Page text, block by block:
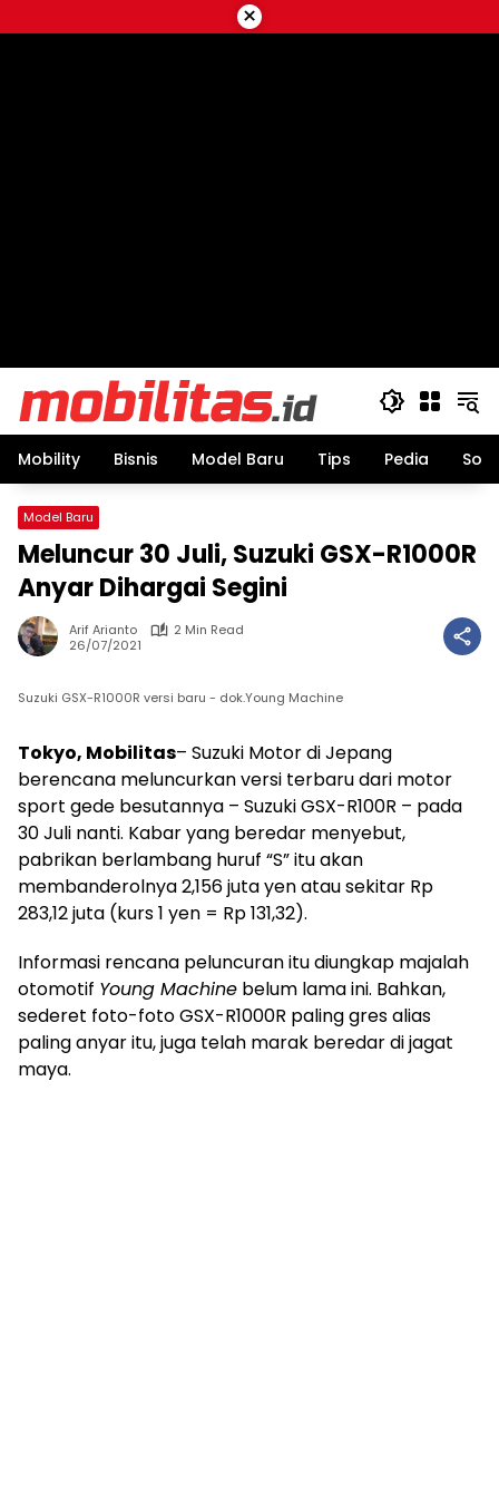
to
×
Mobility Bisnis Model Baru Tips Pedia
Model Baru
Meluncur 30 Juli, Suzuki GSX-R1000R
Anyar Dihargai Segini
Arif Arianto
2 Min Read
26/07/2021
Suzuki GSX-R1000R versi baru - dok.Young Machine
Tokyo, Mobilitas– Suzuki Motor di Jepang
berencana meluncurkan versi terbaru dari motor
sport gede besutannya – Suzuki GSX-R100R – pada
30 Juli nanti. Kabar yang beredar menyebut,
pabrikan berlambang huruf “S” itu akan
membanderolnya 2,156 juta yen atau sekitar Rp
283,12 juta (kurs 1 yen = Rp 131,32).
Informasi rencana peluncuran itu diungkap majalah
otomotif Young Machine belum lama ini. Bahkan,
sederet foto-foto GSX-R1000R paling gres alias
paling anyar itu, juga telah marak beredar di jagat
maya.